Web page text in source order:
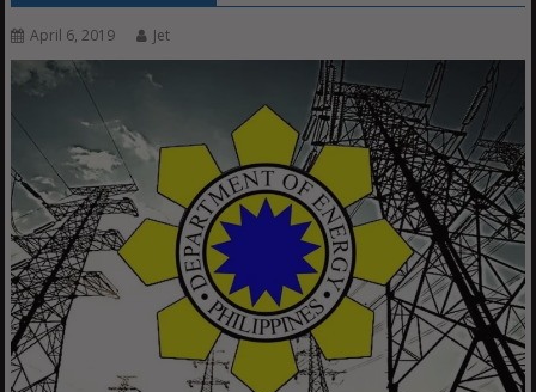
April 6, 2019 Jet